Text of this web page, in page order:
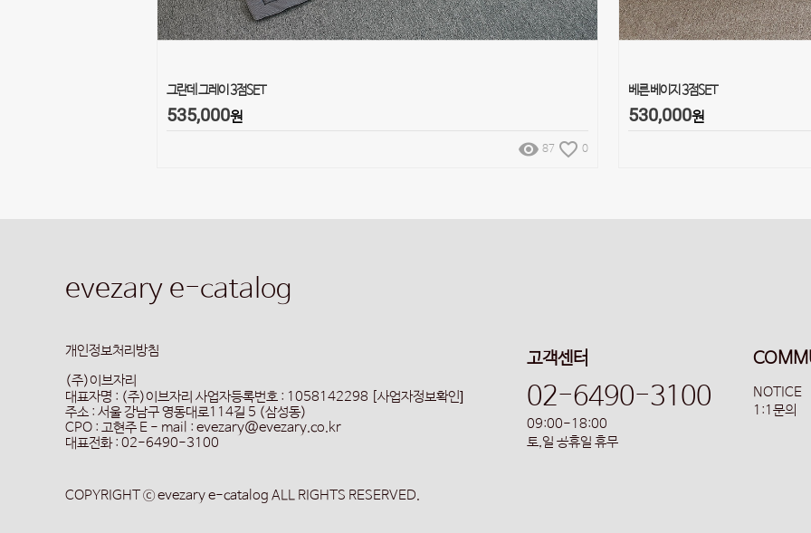
그란데 그레이 3점SET
535,000원
remove_red_eye 87 favorite_border 0
베른 베이지 3점SET
530,000원
evezary e-catalog
고객센터
02-6490-3100
09:00-18:00
토,일 공휴일 휴무
NOTICE
1:1문의
개인정보처리방침
(주)이브자리
대표자명 : (주)이브자리 사업자등록번호 : 1058142298 [사업자정보확인]
주소 : 서울 강남구 영동대로114길 5 (삼성동)
CPO : 고현주 E - mail : evezary@evezary.co.kr
대표전화 : 02-6490-3100
COPYRIGHT ⓒ evezary e-catalog ALL RIGHTS RESERVED.